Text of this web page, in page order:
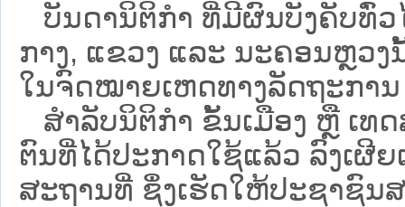
ບັນດານິຕິກໍາ ທີ່ມີຜົນບັງຄັບທົ່
ກາງ, ແຂວງ ແລະ ນະຄອນຫຼວ
ໃນຈົດໝາຍເຫດທາງລັດຖະການ
ສຳລັບນິ​ຕິ​ກຳ ຂັ້ນເມືອງ ຫຼື ເທ
ຕົນທີ່ໄດ້ປະກາດໃຊ້ແລ້ວ ລົງ​ເຜີ
ສະຖານທີ່ ຊຶ່ງເຮັດໃຫ້ປະຊາຊົນສ